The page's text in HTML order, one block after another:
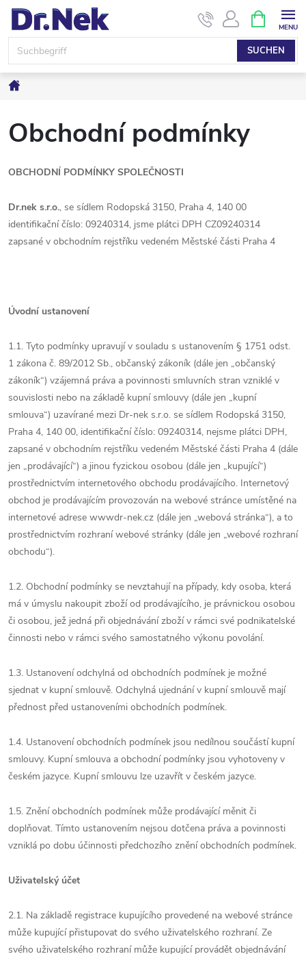
Zum
Inhalt
springen
SUCHEN
Obchodní podmínky
OBCHODNÍ PODMÍNKY SPOLEČNOSTI
Dr.nek s.r.o., se sídlem Rodopská 3150, Praha 4, 140 00
identifikační číslo: 09240314, jsme plátci DPH CZ09240314
zapsané v obchodním rejstříku vedeném Městské části Praha 4
Úvodní ustanovení
1.1. Tyto podmínky upravují v souladu s ustanovením § 1751 odst.
1 zákona č. 89/2012 Sb., občanský zákoník (dále jen „občanský
zákoník“) vzájemná práva a povinnosti smluvních stran vzniklé v
souvislosti nebo na základě kupní smlouvy (dále jen „kupní
smlouva“) uzavírané mezi Dr-nek s.r.o. se sídlem Rodopská 3150,
Praha 4, 140 00, identifikační číslo: 09240314, nejsme plátci DPH,
zapsané v obchodním rejstříku vedeném Městské části Praha 4 (dále
jen „prodávající“) a jinou fyzickou osobou (dále jen „kupující“)
prostřednictvím internetového obchodu prodávajícího. Internetový
obchod je prodávajícím provozován na webové stránce umístěné na
internetové adrese wwwdr-nek.cz (dále jen „webová stránka“), a to
prostřednictvím rozhraní webové stránky (dále jen „webové rozhraní
obchodu“).
1.2. Obchodní podmínky se nevztahují na případy, kdy osoba, která
má v úmyslu nakoupit zboží od prodávajícího, je právnickou osobou
či osobou, jež jedná při objednávání zboží v rámci své podnikatelské
činnosti nebo v rámci svého samostatného výkonu povolání.
1.3. Ustanovení odchylná od obchodních podmínek je možné
sjednat v kupní smlouvě. Odchylná ujednání v kupní smlouvě mají
přednost před ustanoveními obchodních podmínek.
1.4. Ustanovení obchodních podmínek jsou nedílnou součástí kupní
smlouvy. Kupní smlouva a obchodní podmínky jsou vyhotoveny v
českém jazyce. Kupní smlouvu lze uzavřít v českém jazyce.
1.5. Znění obchodních podmínek může prodávající měnit či
doplňovat. Tímto ustanovením nejsou dotčena práva a povinnosti
vzniklá po dobu účinnosti předchozího znění obchodních podmínek.
Uživatelský účet
2.1. Na základě registrace kupujícího provedené na webové stránce
může kupující přistupovat do svého uživatelského rozhraní. Ze
svého uživatelského rozhraní může kupující provádět objednávání